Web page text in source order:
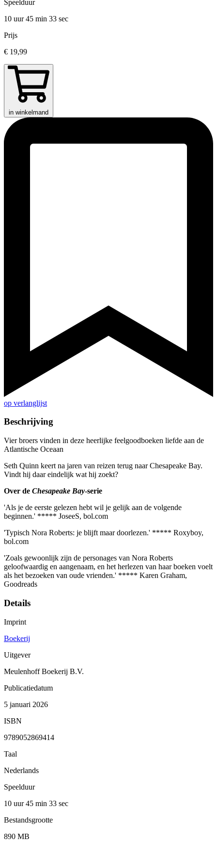
Speelduur
10 uur 45 min 33 sec
Prijs
€ 19,99
in winkelmand
op verlanglijst
Beschrijving
Vier broers vinden in deze heerlijke feelgoodboeken liefde aan de
Atlantische Oceaan
Seth Quinn keert na jaren van reizen terug naar Chesapeake Bay.
Vindt hij daar eindelijk wat hij zoekt?
Over de Chesapeake Bay-serie
'Als je de eerste gelezen hebt wil je gelijk aan de volgende
beginnen.' ***** JoseeS, bol.com
'Typisch Nora Roberts: je blijft maar doorlezen.' ***** Roxyboy,
bol.com
'Zoals gewoonlijk zijn de personages van Nora Roberts
geloofwaardig en aangenaam, en het herlezen van haar boeken voelt
als het bezoeken van oude vrienden.' ***** Karen Graham,
Goodreads
Details
Imprint
Boekerij
Uitgever
Meulenhoff Boekerij B.V.
Publicatiedatum
5 januari 2026
ISBN
9789052869414
Taal
Nederlands
Speelduur
10 uur 45 min 33 sec
Bestandsgrootte
890 MB